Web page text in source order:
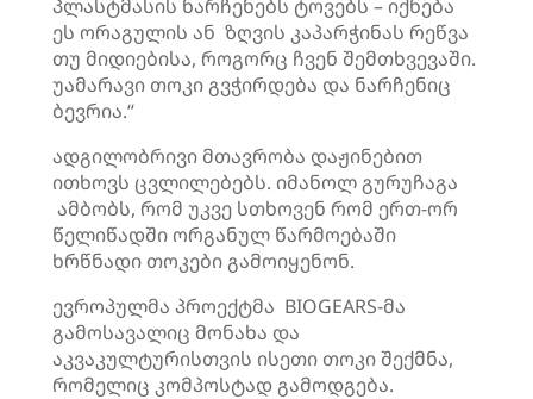
პლასტმასის ნარჩენებს ტოვებს – იქნება
ეს ორაგულის ან ზღვის კაპარჭინას რეწვა
თუ მიდიებისა, როგორც ჩვენ შემთხვევაში.
უამარავი თოკი გვჭირდება და ნარჩენიც
ბევრია.“
ადგილობრივი მთავრობა დაჟინებით
ითხოვს ცვლილებებს. იმანოლ გურუჩაგა
ამბობს, რომ უკვე სთხოვენ რომ ერთ-ორ
წელიწადში ორგანულ წარმოებაში
ხრწნადი თოკები გამოიყენონ.
ევროპულმა პროექტმა BIOGEARS-მა
გამოსავალიც მონახა და
აკვაკულტურისთვის ისეთი თოკი შექმნა,
რომელიც კომპოსტად გამოდგება.